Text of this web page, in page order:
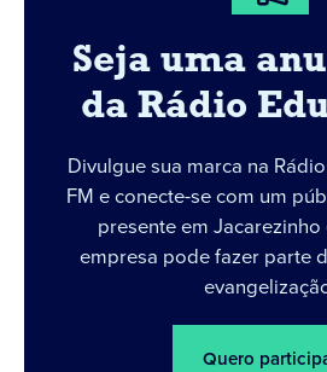
Seja uma
da Rádio
Divulgue sua marca na
FM e conecte-se com um
presente em Jacarezinho
empresa pode fazer parte
Quero